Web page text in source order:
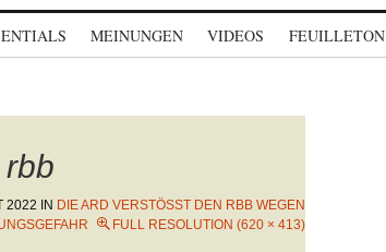
MEINUNGEN VIDEOS FEUILLETON
2022 IN DIE ARD VERSTÖSST DEN RBB WEGEN A
FULL RESOLUTION (620 × 413)